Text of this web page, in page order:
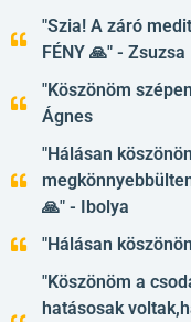
"Szia! A záró
FÉNY 🙏" - Zsuzsa
"Köszönöm
Ágnes
"Hálásan
🙏" - Ibolya
"Hálásan
"Köszönöm a
hatásosak